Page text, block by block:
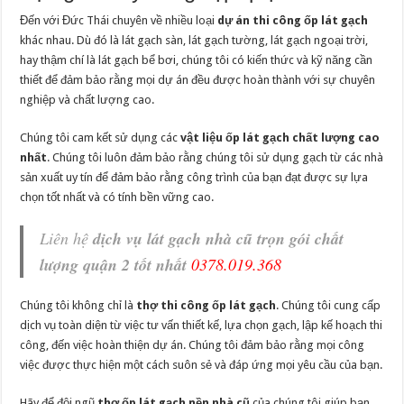
Đến với Đức Thái chuyên về nhiều loại dự án thi công ốp lát gạch
khác nhau. Dù đó là lát gạch sàn, lát gạch tường, lát gạch ngoại trời,
hay thậm chí là lát gạch bể bơi, chúng tôi có kiến thức và kỹ năng cần
thiết để đảm bảo rằng mọi dự án đều được hoàn thành với sự chuyên
nghiệp và chất lượng cao.
Chúng tôi cam kết sử dụng cácvật liệu ốp lát gạch chất lượng cao
nhất. Chúng tôi luôn đảm bảo rằng chúng tôi sử dụng gạch từ các nhà
sản xuất uy tín để đảm bảo rằng công trình của bạn đạt được sự lựa
chọn tốt nhất và có tính bền vững cao.
Liên hệdịch vụ lát gạch nhà cũ trọn gói chất
lượng quận 2 tốt nhất 0378.019.368
Chúng tôi không chỉ là thợ thi công ốp lát gạch. Chúng tôi cung cấp
dịch vụ toàn diện từ việc tư vấn thiết kế, lựa chọn gạch, lập kế hoạch thi
công, đến việc hoàn thiện dự án. Chúng tôi đảm bảo rằng mọi công
việc được thực hiện một cách suôn sẻ và đáp ứng mọi yêu cầu của bạn.